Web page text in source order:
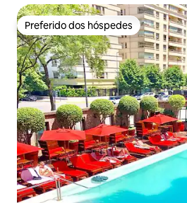
Preferido dos hóspedes
Preferido dos hóspedes